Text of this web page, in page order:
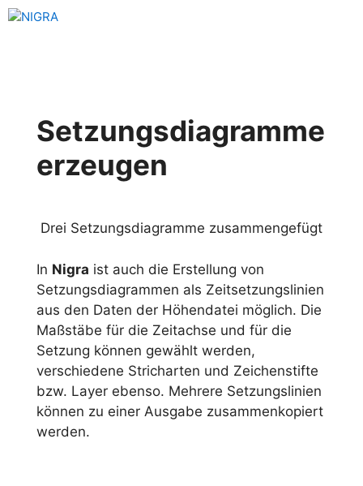
Zum
Setzungsdiagramme
erzeugen
Drei Setzungsdiagramme zusammengefügt
In Nigra ist auch die Erstellung von
Setzungsdiagrammen als Zeitsetzungslinien
aus den Daten der Höhendatei möglich. Die
Maßstäbe für die Zeitachse und für die
Setzung können gewählt werden,
verschiedene Stricharten und Zeichenstifte
bzw. Layer ebenso. Mehrere Setzungslinien
können zu einer Ausgabe zusammenkopiert
werden.